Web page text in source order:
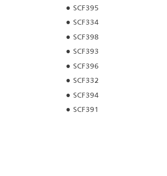
SCF395
SCF334
SCF398
SCF393
SCF396
SCF332
SCF394
SCF391